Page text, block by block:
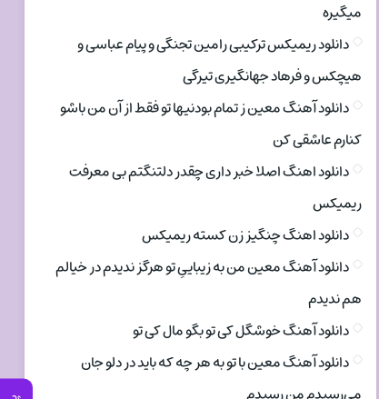
میگیره
دانلود ریمیکس ترکیبی رامین تجنگی و پیام عباسی و
هیچکس و فرهاد جهانگیری تیرگی
دانلود آهنگ معین ز تمام بودنیها تو فقط از آن من باشو
کنارم عاشقی کن
دانلود اهنگ اصلا خبر داری چقدر دلتنگتم بی معرفت
ریمیکس
دانلود اهنگ چنگیز زن کسته ریمیکس
دانلود آهنگ معین من به زیباییِ تو هرگز ندیدم در خیالم
هم ندیدم
دانلود آهنگ خوشگل کی تو بگو مال کی تو
دانلود آهنگ معین با تو به هر چه که باید در دلو جان